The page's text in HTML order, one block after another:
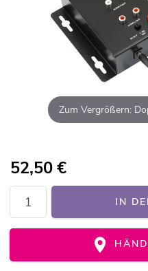
Zum Vergrößern:
52,50€
IN